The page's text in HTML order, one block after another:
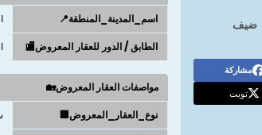
ضيف
مشاركة
تويت
اسم_المدينة_المنطقة📍
الطابق / الدور للعقار المعروض🏬
مواصفات العقار المعروض🏡
نوع_العقار_المعروض🏢